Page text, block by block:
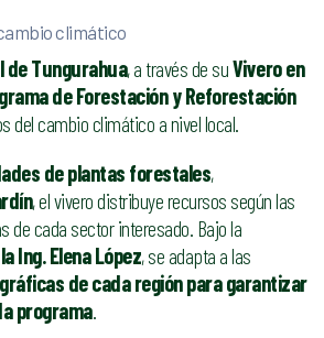
climático
de Tungurahua, a través de suVivero en
de Forestación y Reforestación
del cambio climático a nivel local.
de plantas forestales,
, el vivero distribuye recursos según las
de cada sector interesado. Bajo la
Ing. Elena López, se adapta a las
de cada región para garantizar
programa.